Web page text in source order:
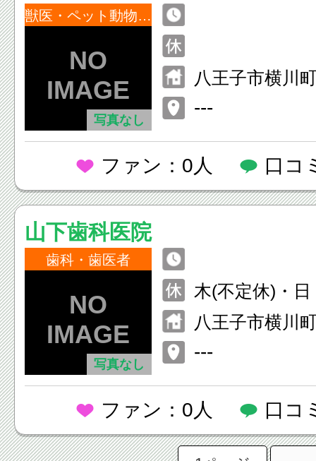
獣医・ペット動物病院
写真なし
八王子市横川
---
ファン：0人 口コ
山下歯科医院
歯科・歯医者
写真なし
木(不定休)・
八王子市横川
---
ファン：0人 口コ